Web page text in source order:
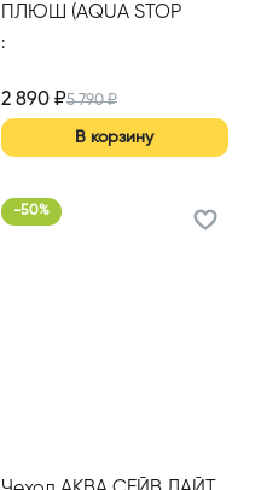
ПЛЮШ (AQUA STOP
PLUSH) 1200*2000
:
2 890₽5 790₽
В корзину
-50%